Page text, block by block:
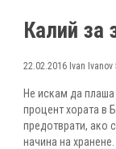
Калий за
22.02.2016 Ivan Ivanov
Не искам да плаша
процент хората в
предотврати, ако
начина на хранене.